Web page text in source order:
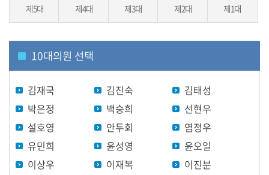
상
임
위
원
회
의
원
별
영
제5대 제4대 제3대 제2대 제1대
10대의원 선택
김재국 김진숙
김태성
박은정
백승희
선현우
설호영
안두회
염정우
유민희
윤성영
윤오일
이상우
이재복
이진분